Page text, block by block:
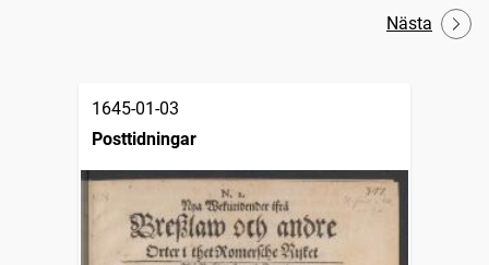
Nästa
1645-01-03
Posttidningar